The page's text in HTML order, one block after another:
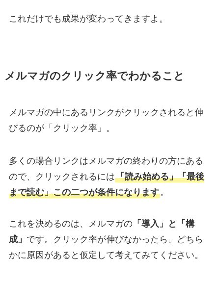
これだけでも成果が変わってきますよ。
メルマガのクリック率でわかること
メルマガの中にあるリンクがクリックされると伸
びるのが「クリック率」。
多くの場合リンクはメルマガの終わりの方にある
ので、クリックされるには「読み始める」「最後
まで読む」この二つが条件になります。
これを決めるのは、メルマガの「導入」と「構
成」 です。クリック率が伸びなかったら、どちら
かに原因があると仮定して考えてみてください。